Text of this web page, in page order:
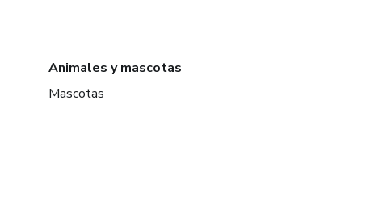
Animales y mascotas
Mascotas